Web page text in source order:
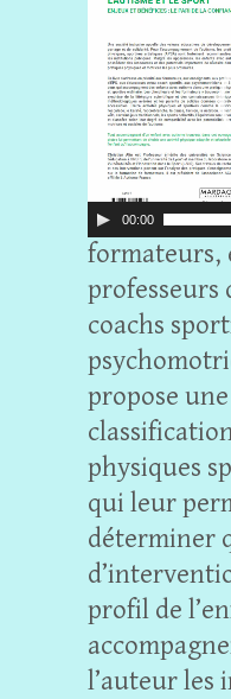
d
é
o
00:00
formateurs,
professeurs
coachs
propose
physiques
qui leur
déterminer
profil de
l’auteur les